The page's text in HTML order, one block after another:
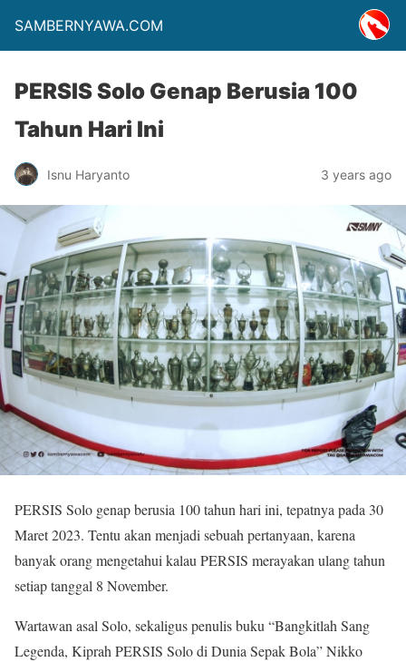
SAMBERNYAWA.COM
PERSIS Solo Genap Berusia 100
Tahun Hari Ini
Isnu Haryanto 3 years ago
PERSIS Solo genap berusia 100 tahun hari ini, tepatnya pada 30
Maret 2023. Tentu akan menjadi sebuah pertanyaan, karena
banyak orang mengetahui kalau PERSIS merayakan ulang tahun
setiap tanggal 8 November.
Wartawan asal Solo, sekaligus penulis buku “Bangkitlah Sang
Legenda, Kiprah PERSIS Solo di Dunia Sepak Bola” Nikko